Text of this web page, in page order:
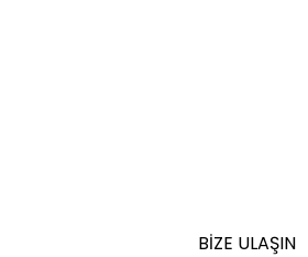
BIZE ULAŞIN